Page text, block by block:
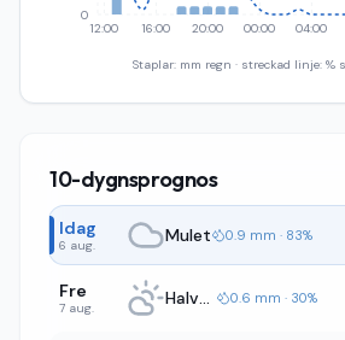
12:00 16:00 20:00 00:00 04:00
0
Staplar: mm regn · streckad linje: %
10-dygnsprognos
Idag
6 aug. Mulet 0.9 mm · 83%
Fre
7 aug. Halvklart 0.6 mm · 30%